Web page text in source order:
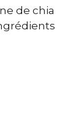
de chia